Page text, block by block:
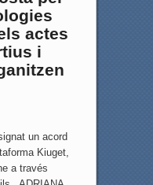
actes
i
un acord
Kiuget,
a través